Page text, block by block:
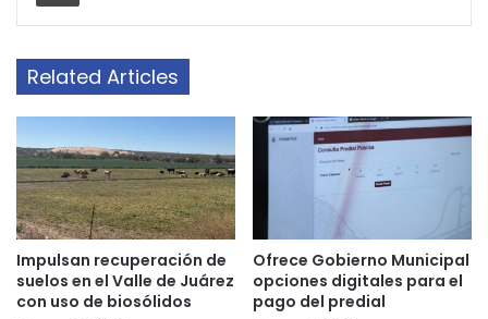
Related Articles
Impulsan recuperación de
suelos en el Valle de Juárez
con uso de biosólidos
Ofrece Gobierno Municipal
opciones digitales para el
pago del predial